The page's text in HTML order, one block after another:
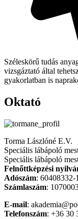
Széleskörű tudás
vizsgáztató által
gyakorlatban is
Oktató
Torma Lászlóné E.V.
Speciális lábápoló
Speciális lábápoló
Felnőttképzési
Adószám: 60408332-
Számlaszám:
E-mail:
Telefonszám: +36 30